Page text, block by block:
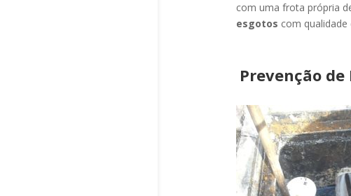
com uma frota própria
esgotos com
Prevenção